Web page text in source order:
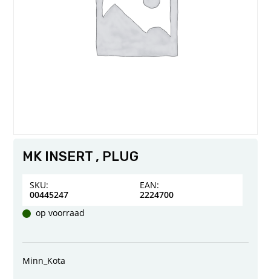
MK INSERT , PLUG
SKU:
00445247
EAN:
2224700
op voorraad
Minn_Kota